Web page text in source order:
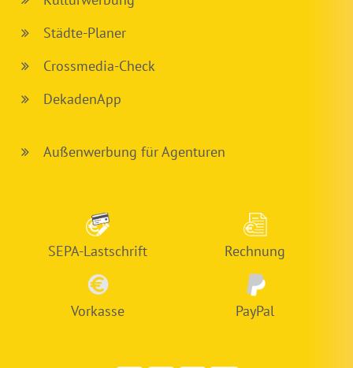
Städte-Planer
Crossmedia-Check
DekadenApp
Außenwerbung für Agenturen
SEPA-Lastschrift Rechnung
Vorkasse PayPal